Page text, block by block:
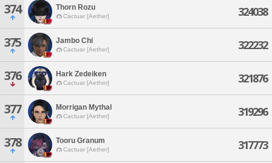
374 Thorn Rozu
Cactuar [Aether] 324038
375 Jambo Chi
Cactuar [Aether] 322232
376 Hark Zedeiken
Cactuar [Aether] 321876
377 Morrigan Mythal
Cactuar [Aether] 319296
378 Tooru Granum
Cactuar [Aether] 317773